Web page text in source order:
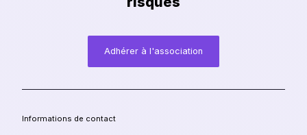
Adhérer à l'association
Informations de contact